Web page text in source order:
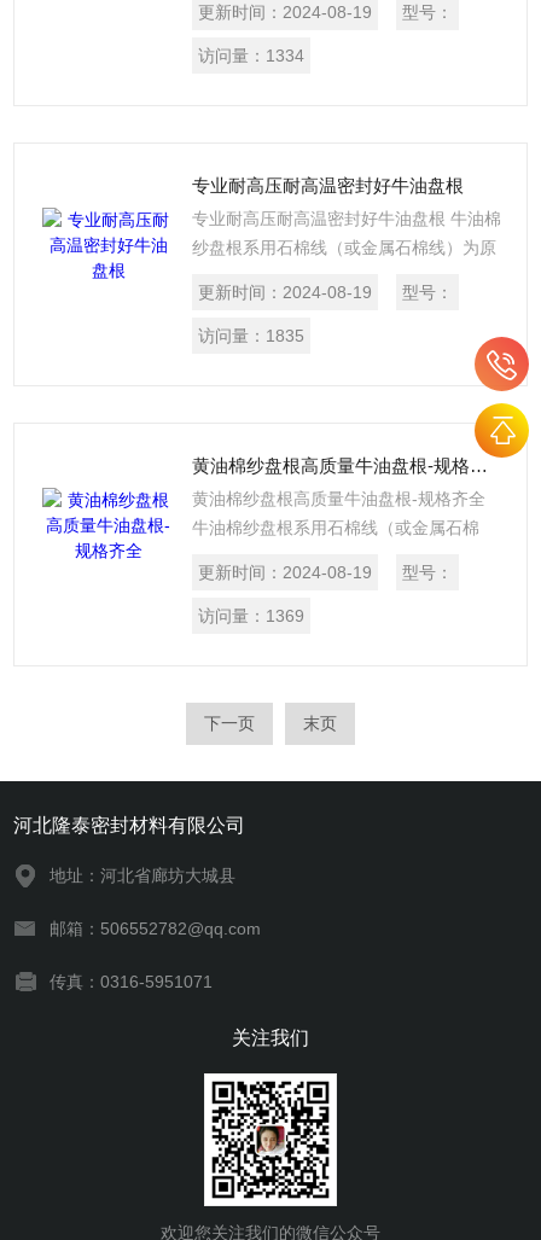
纱盘根是以亚麻为原料加工而成，所以也
有亚麻盘根一称。选用于回转轴，往复活
更新时间： 2024-08-19 型号：
访问量： 1334
专业耐高压耐高温密封好牛油盘根
专业耐高压耐高温密封好牛油盘根 牛油棉
纱盘根系用石棉线（或金属石棉线）为原
麻纱盘根是以亚麻为原料加工而成，所以
也有亚麻盘根一称。选用于回转轴，往复
更新时间： 2024-08-19 型号：
访问量： 1835
黄油棉纱盘根高质量牛油盘根-规格齐全
黄油棉纱盘根高质量牛油盘根-规格齐全
牛油棉纱盘根系用石棉线（或金属石棉
制而成，麻纱盘根是以亚麻为原料加工而
成，所以也有亚麻盘根一称。选用于回转
更新时间： 2024-08-19 型号：
访问量： 1369
下一页 末页
河北隆泰密封材料有限公司
地址：河北省廊坊大城县
邮箱：506552782@qq.com
传真：0316-5951071
关注我们
欢迎您关注我们的微信公众号